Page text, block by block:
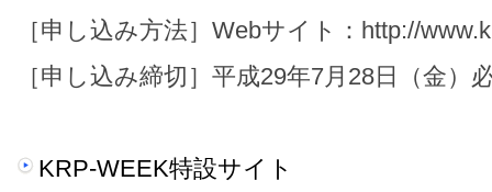
［申し込み方法］Webサイト：http://
［申し込み締切］平成29年7月28日（金）
KRP-WEEK特設サイト